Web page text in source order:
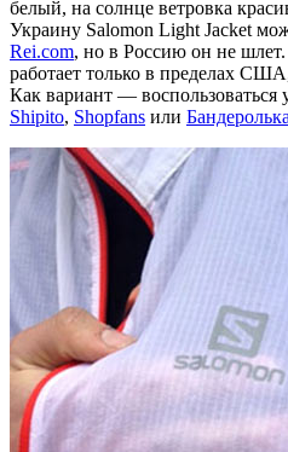
белый, на солнце ветровка
Украину Salomon Light Jacket
Rei.com, но в Россию он не
работает только в пределах
Как вариант — воспользоваться
Shipito, Shopfans или Бандеролька